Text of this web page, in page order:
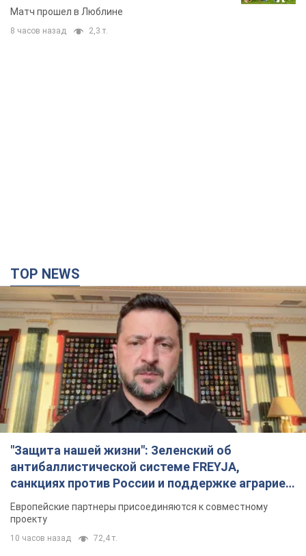
Матч прошел в Люблине
8 часов назад 2,3 т.
TOP NEWS
"Защита нашей жизни": Зеленский об
антибаллистической системе FREYJA,
санкциях против России и поддержке аграриев.
Видео
Европейские партнеры присоединяются к совместному
проекту
10 часов назад 72,4 т.